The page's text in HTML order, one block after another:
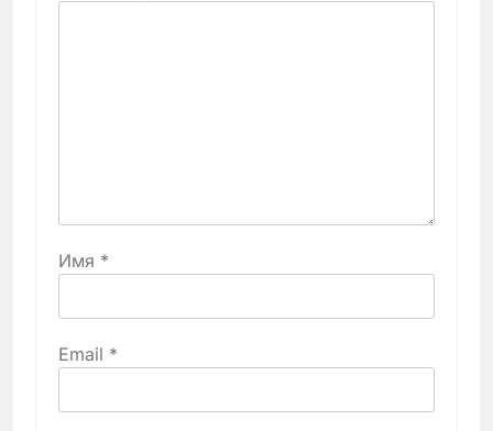
Имя *
Email *